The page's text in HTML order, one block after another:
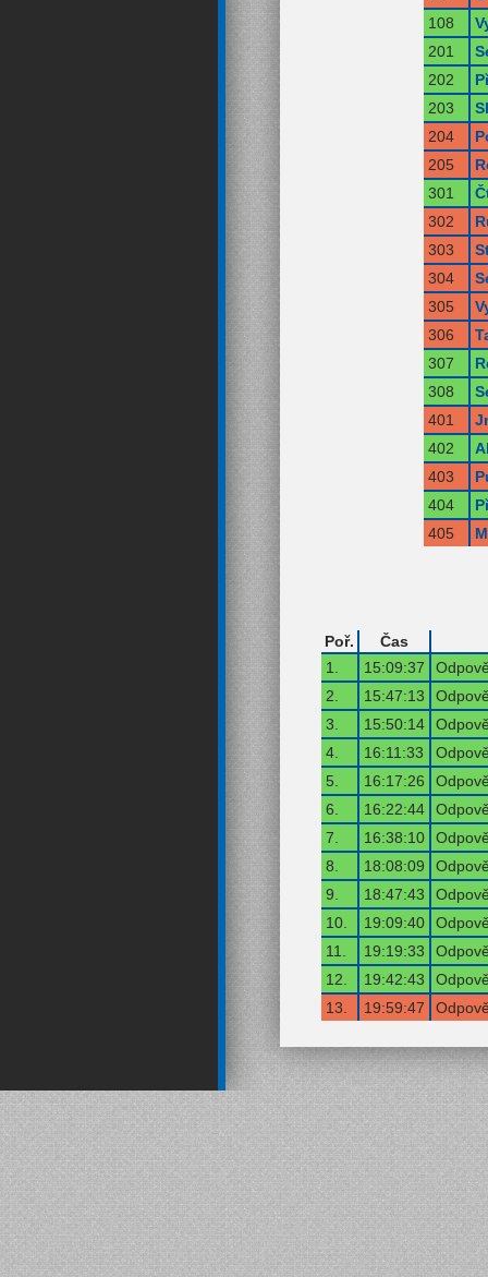
108
201
202
203
204
205
301
302
303
304
305
306
307
308
401
402
403
404
405
Poř.
Čas
1.
15:09:37
2.
15:47:13
3.
15:50:14
4.
16:11:33
5.
16:17:26
6.
16:22:44
7.
16:38:10
8.
18:08:09
9.
18:47:43
10.
19:09:40
11.
19:19:33
12.
19:42:43
13.
19:59:47